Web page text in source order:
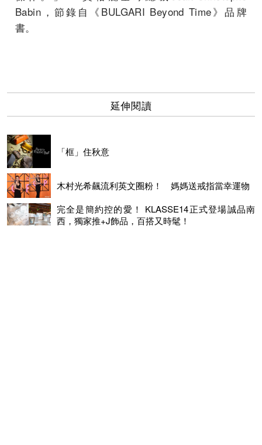
Babin，節錄自《BULGARI Beyond Time》品牌
書。
延伸閱讀
「框」住秋意
木村光希飆流利英文圈粉！ 媽媽送戒指當幸運物
完全是簡約控的愛！ KLASSE14正式登場誠品南
西，獨家推+J飾品，百搭又時髦！